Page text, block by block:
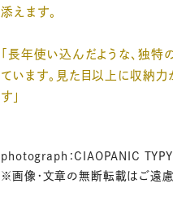
添えます。
「長年使い込んだような、独
ています。見た目以上に収納力
す」
photograph：CIAOPANIC
※画像・文章の無断転載はご遠慮